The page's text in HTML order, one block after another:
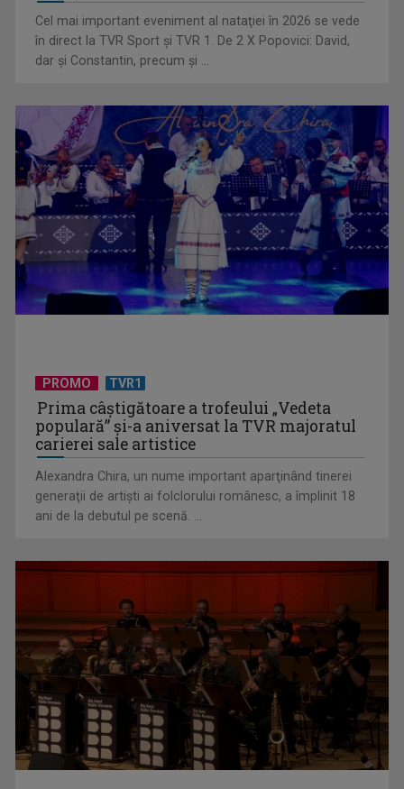
Horoscopul zilei de 23 iulie
Horoscopul zilei de 22 iulie
Horoscopul zilei de 21 iulie
Cel mai important eveniment al nataţiei în 2026 se vede
în direct la TVR Sport şi TVR 1. De 2 X Popovici: David,
dar şi Constantin, precum şi ...
PROMO TVR1
Prima câştigătoare a trofeului „Vedeta
populară” şi-a aniversat la TVR majoratul
carierei sale artistice
Alexandra Chira, un nume important aparţinând tinerei
generaţii de artişti ai folclorului românesc, a împlinit 18
ani de la debutul pe scenă. ...